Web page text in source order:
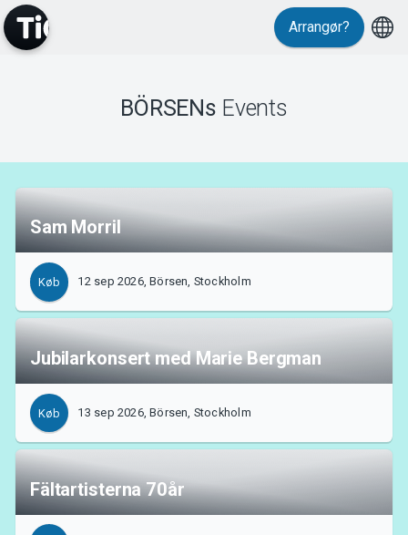
MyTickster
Support
Om Tickster
Arrangør?
BÖRSENs Events
Sam Morril
Køb 12 sep 2026, Börsen, Stockholm
Jubilarkonsert med Marie Bergman
Køb 13 sep 2026, Börsen, Stockholm
Fältartisterna 70år